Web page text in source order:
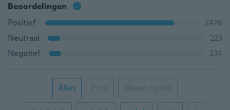
Beoordelingen
Positief
2476
Neutraal
223
Negatief
234
Alles Foto Meest nuttig